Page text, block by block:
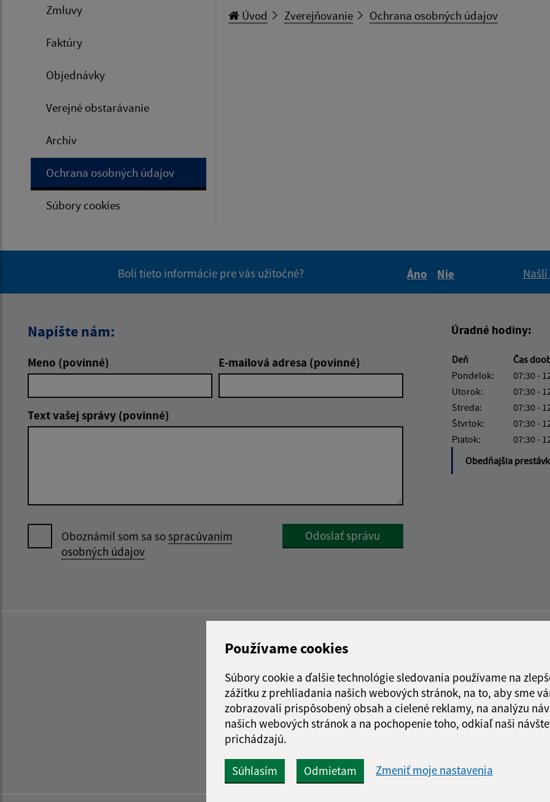
Používame cookies
Súbory cookie a ďalšie technológie sledovania používame na
zážitku z prehliadania našich webových stránok, na to, aby sme
zobrazovali prispôsobený obsah a cielené reklamy, na analýzu
našich webových stránok a na pochopenie toho, odkiaľ naši
prichádzajú.
Súhlasím Odmietam Zmeniť moje nastavenia
Zmluvy
Faktúry
Objednávky
Verejné obstarávanie
Archív
Ochrana osobných údajov
Súbory cookies
Úvod Zverejňovanie Ochrana osobných údajov
Boli tieto informácie pre vás užitočné?
Áno
Nie
Napíšte nám:
Meno (povinné) E-mailová adresa (povinné)
Text vašej správy (povinné)
Oboznámil som sa sospracúvaním
osobných údajov
Google reCaptcha Response
Odoslať správu
Úradné hodiny:
Deň
Čas
Pondelok:
07:30 -
Utorok:
07:30 -
Streda:
07:30 -
Štvrtok:
07:30 -
Piatok:
07:30 -
Obedňajšia